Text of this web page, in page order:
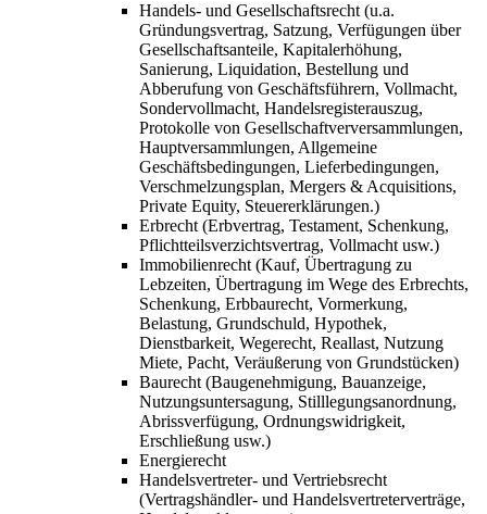
Handels- und Gesellschaftsrecht (u.a.
Gründungsvertrag, Satzung, Verfügungen über
Gesellschaftsanteile, Kapitalerhöhung,
Sanierung, Liquidation, Bestellung und
Abberufung von Geschäftsführern, Vollmacht,
Sondervollmacht, Handelsregisterauszug,
Protokolle von Gesellschaftverversammlungen,
Hauptversammlungen, Allgemeine
Geschäftsbedingungen, Lieferbedingungen,
Verschmelzungsplan, Mergers & Acquisitions,
Private Equity, Steuererklärungen.)
Erbrecht (Erbvertrag, Testament, Schenkung,
Pflichtteilsverzichtsvertrag, Vollmacht usw.)
Immobilienrecht (Kauf, Übertragung zu
Lebzeiten, Übertragung im Wege des Erbrechts,
Schenkung, Erbbaurecht, Vormerkung,
Belastung, Grundschuld, Hypothek,
Dienstbarkeit, Wegerecht, Reallast, Nutzung
Miete, Pacht, Veräußerung von Grundstücken)
Baurecht (Baugenehmigung, Bauanzeige,
Nutzungsuntersagung, Stilllegungsanordnung,
Abrissverfügung, Ordnungswidrigkeit,
Erschließung usw.)
Energierecht
Handelsvertreter- und Vertriebsrecht
(Vertragshändler- und Handelsvertreterverträge,